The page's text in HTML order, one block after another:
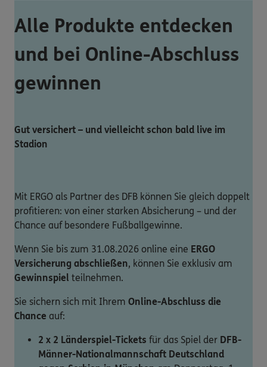
Alle Produkte entdecken
und bei Online-Abschluss
gewinnen
Gut versichert – und vielleicht schon bald live im
Stadion
Mit ERGO als Partner des DFB können Sie gleich doppelt
profitieren: von einer starken Absicherung – und der
Chance auf besondere Fußballgewinne.
Wenn Sie bis zum 31.08.2026 online eine ERGO
Versicherung abschließen, können Sie exklusiv am
Gewinnspiel teilnehmen.
Sie sichern sich mit Ihrem Online-Abschluss die
Chance auf:
2 x 2 Länderspiel-Tickets für das Spiel der DFB-
Männer-Nationalmannschaft Deutschland